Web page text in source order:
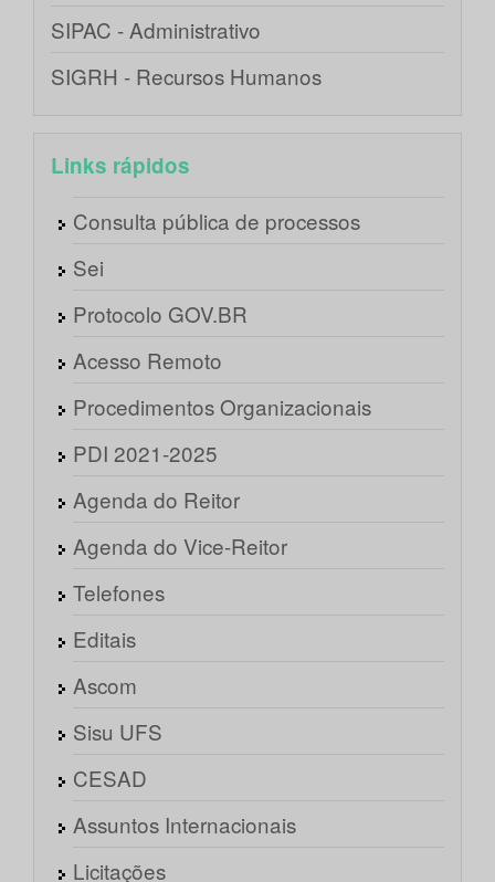
SIPAC - Administrativo
SIGRH - Recursos Humanos
Links rápidos
Consulta pública de processos
Sei
Protocolo GOV.BR
Acesso Remoto
Procedimentos Organizacionais
PDI 2021-2025
Agenda do Reitor
Agenda do Vice-Reitor
Telefones
Editais
Ascom
Sisu UFS
CESAD
Assuntos Internacionais
Licitações